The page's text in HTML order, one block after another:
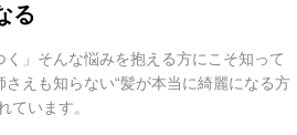
る
く」そんな悩みを抱える方にこそ知って
えも知らない“髪が本当に綺麗になる方
ています。